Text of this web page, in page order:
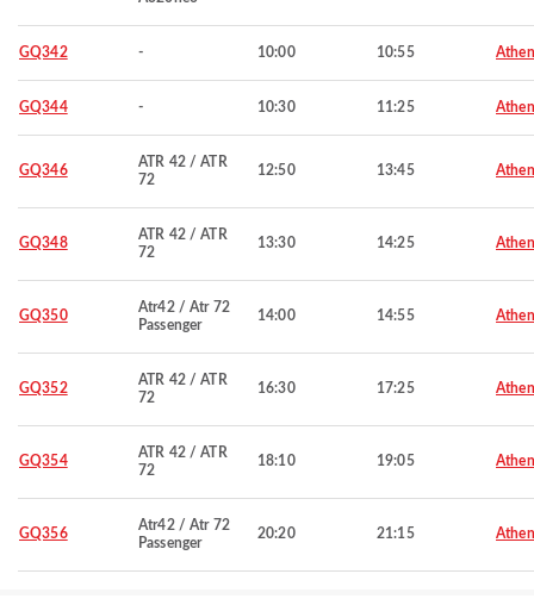
GQ342 - 10:00 10:55
GQ344 - 10:30 11:25
GQ346
ATR 42 / ATR
72
12:50 13:45
GQ348
ATR 42 / ATR
72
13:30 14:25
GQ350
Atr42 / Atr 72
Passenger
14:00 14:55
GQ352
ATR 42 / ATR
72
16:30 17:25
GQ354
ATR 42 / ATR
72
18:10 19:05
GQ356
Atr42 / Atr 72
Passenger
20:20 21:15